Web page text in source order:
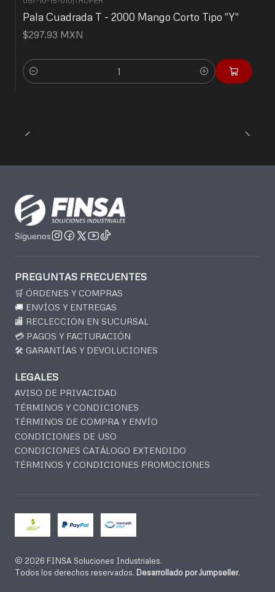
Pala Cuadrada T - 2000 Mango Corto Tipo "Y"
$297.93 MXN
Cantidad
Síguenos
PREGUNTAS FRECUENTES
🛒 ÓRDENES Y COMPRAS
🚚 ENVÍOS Y ENTREGAS
🏬 RECLECCIÓN EN SUCURSAL
💳 PAGOS Y FACTURACIÓN
🛠️ GARANTÍAS Y DEVOLUCIONES
LEGALES
AVISO DE PRIVACIDAD
TÉRMINOS Y CONDICIONES
TÉRMINOS DE COMPRA Y ENVÍO
CONDICIONES DE USO
CONDICIONES CATÁLOGO EXTENDIDO
TÉRMINOS Y CONDICIONES PROMOCIONES
2026 FINSA Soluciones Industriales.
Todos los derechos reservados. Desarrollado por Jumpseller.